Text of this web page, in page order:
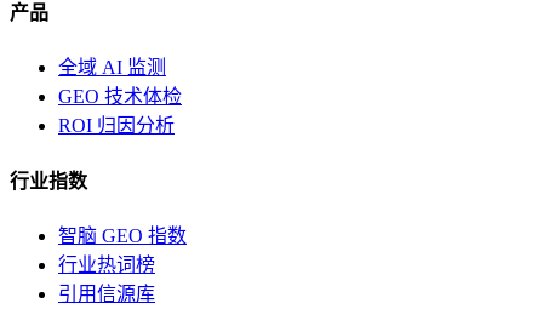
产品
全域 AI 监测
GEO 技术体检
ROI 归因分析
行业指数
智脑 GEO 指数
行业热词榜
引用信源库